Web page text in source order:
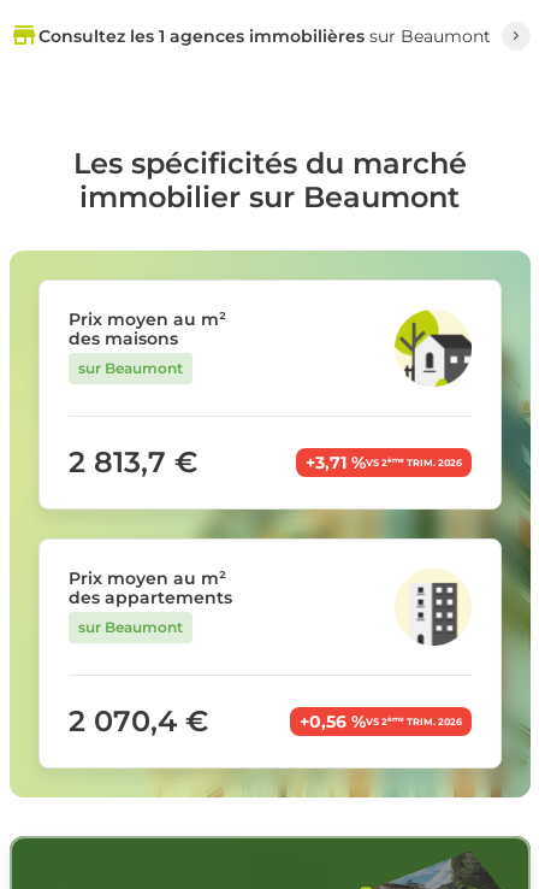
Consultez les 1 agences immobilièressur Beaumont
Les spécificités du marché
immobilier sur Beaumont
Prix moyen au m²
des maisons
sur Beaumont
2 813,7 € +3,71 %VS 2èmeTRIM. 2026
Prix moyen au m²
des appartements
sur Beaumont
2 070,4 € +0,56 %VS 2èmeTRIM. 2026